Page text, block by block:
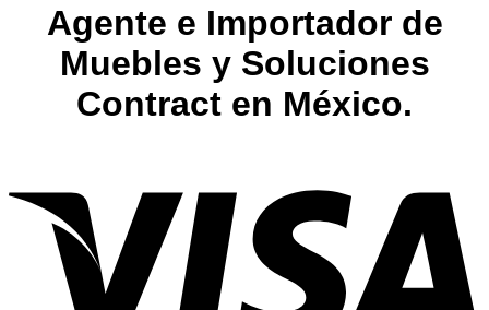
Agente e Importador de
Muebles y Soluciones
Contract en México.